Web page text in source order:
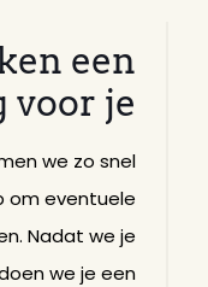
een
voor je
we zo snel
om eventuele
Nadat we je
we je een